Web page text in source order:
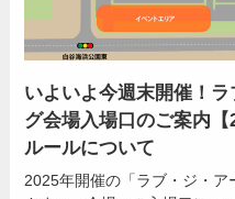
いよいよ今週末開催！
グ会場入場口のご案内
ルールについて
2025年開催の「ラブ・ジ・